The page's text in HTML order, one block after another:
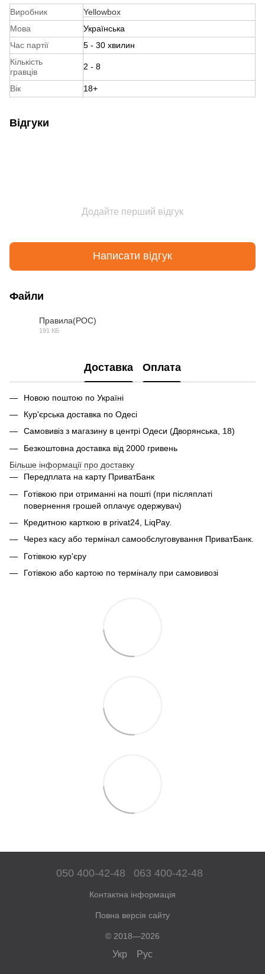
Виробник
Yellowbox
Мова
Українська
Час партії
5 - 30 хвилин
Кількість
гравців
2 - 8
Вік 18+
Відгуки
Додайте перший відгук
Написати відгук
Файли
Правила(РОС)
191 КБ
Доставка Оплата
Новою поштою по Україні
Кур'єрська доставка по Одесі
Самовивіз з магазину в центрі Одеси (Дворянська, 18)
Безкоштовна доставка від 2000 гривень
Більше інформації про доставку
Передплата на карту ПриватБанк
Готівкою при отриманні на пошті (при післяплаті
повернення грошей оплачує одержувач)
Кредитною карткою в privat24, LiqPay.
Через касу або термінал самообслуговування ПриватБанк.
Готівкою кур'єру
Готівкою або картою по терміналу при самовивозі
050 400-42-48 063 400-42-48
Контактна інформація
Повна версія сайту
© 2018—2026
Укр Рус